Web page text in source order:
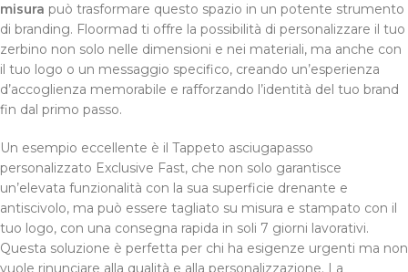
misura può trasformare questo spazio in un potente strumento
di branding. Floormad ti offre la possibilità di personalizzare il tuo
zerbino non solo nelle dimensioni e nei materiali, ma anche con
il tuo logo o un messaggio specifico, creando un’esperienza
d’accoglienza memorabile e rafforzando l’identità del tuo brand
fin dal primo passo.
Un esempio eccellente è il Tappeto asciugapasso
personalizzato Exclusive Fast, che non solo garantisce
un’elevata funzionalità con la sua superficie drenante e
antiscivolo, ma può essere tagliato su misura e stampato con il
tuo logo, con una consegna rapida in soli 7 giorni lavorativi.
Questa soluzione è perfetta per chi ha esigenze urgenti ma non
vuole rinunciare alla qualità e alla personalizzazione. La